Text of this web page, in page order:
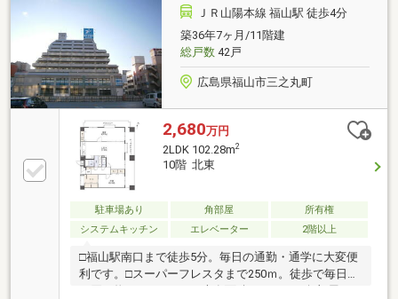
らしに広がりが生まれるワイドバルコニー！
ＪＲ山陽本線 福山駅 徒歩4分
築36年7ヶ月/11階建
総戸数42戸
広島県福山市三之丸町
2,680万円
2LDK 102.28m2
10階 北東
駐車場あり 角部屋
所有権
システムキッチン
エレベーター 2階以上
□福山駅南口まで徒歩5分。毎日の通勤・通学に大変便
利です。□スーパーフレスタまで250ｍ。徒歩で毎日の